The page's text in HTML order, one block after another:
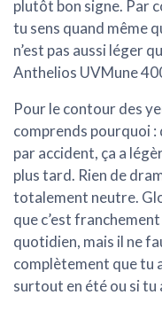
plutôt bon signe. Par
tu sens quand même
n’est pas aussi léger
Anthelios UVMune
Pour le contour des
comprends pourquoi :
par accident, ça a
plus tard. Rien de
totalement neutre.
que c’estfranchement
quotidien, mais il ne
complètement que tu
surtout en été ou si tu